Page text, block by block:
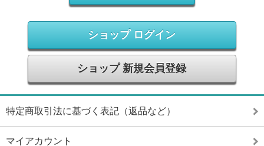
ショップ ログイン
ショップ 新規会員登録
特定商取引法に基づく表記（返品など）
マイアカウント